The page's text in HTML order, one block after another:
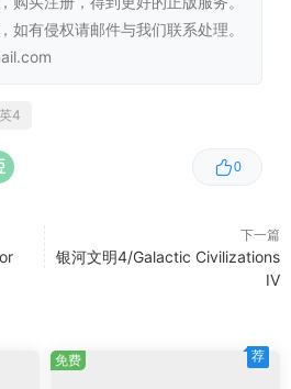
操作系统
/镭龙高清5750或同等产品
GB可用空间
如有侵权请邮件与我们联系处理。
0
4
下一篇
银河文明4/Galactic Civilizations
IV
免费 荐